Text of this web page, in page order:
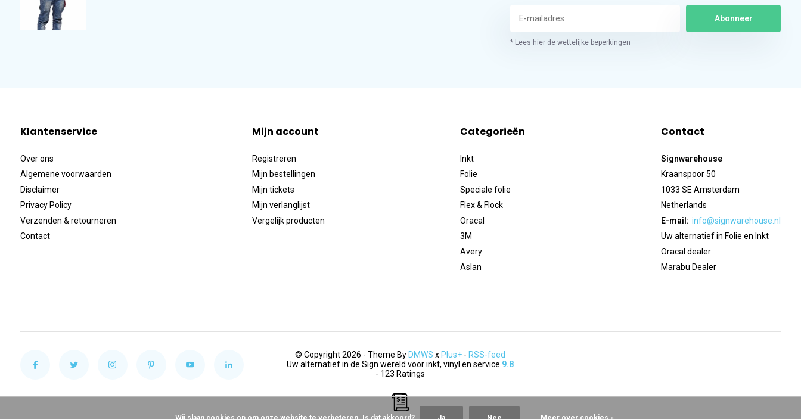
Abonneer
* Lees hier de wettelijke beperkingen
Klantenservice
Over ons
Algemene voorwaarden
Disclaimer
Privacy Policy
Verzenden & retourneren
Contact
Mijn account
Registreren
Mijn bestellingen
Mijn tickets
Mijn verlanglijst
Vergelijk producten
Categorieën
Inkt
Folie
Speciale folie
Flex & Flock
Oracal
3M
Avery
Aslan
Contact
Signwarehouse
Kraanspoor 50
1033 SE Amsterdam
Netherlands
E-mail: info@signwarehouse.nl
Uw alternatief in Folie en Inkt
Oracal dealer
Marabu Dealer
© Copyright 2026 - Theme By DMWS x Plus+ - RSS-feed
Uw alternatief in de Sign wereld voor inkt, vinyl en service 9.8
- 123 Ratings